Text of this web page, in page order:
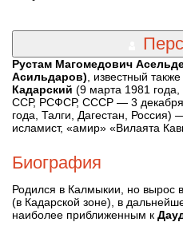
Рустам Магомедович
Асильдаров) , известный также
Кадарский (9 марта 1981
ССР, РСФСР, СССР — 3
года, Талги, Дагестан, Россия)
исламист, «амир» «Вилаята
Биография
Родился в Калмыкии, но вырос
(в Кадарской зоне), в
наиболее приближенным к